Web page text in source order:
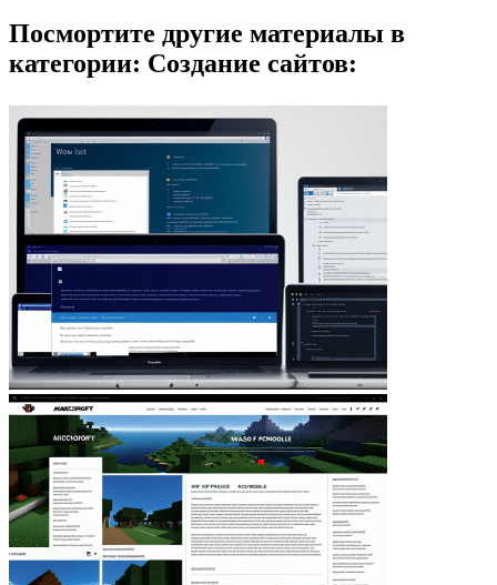
Посмортите другие материалы в
категории: Создание сайтов: